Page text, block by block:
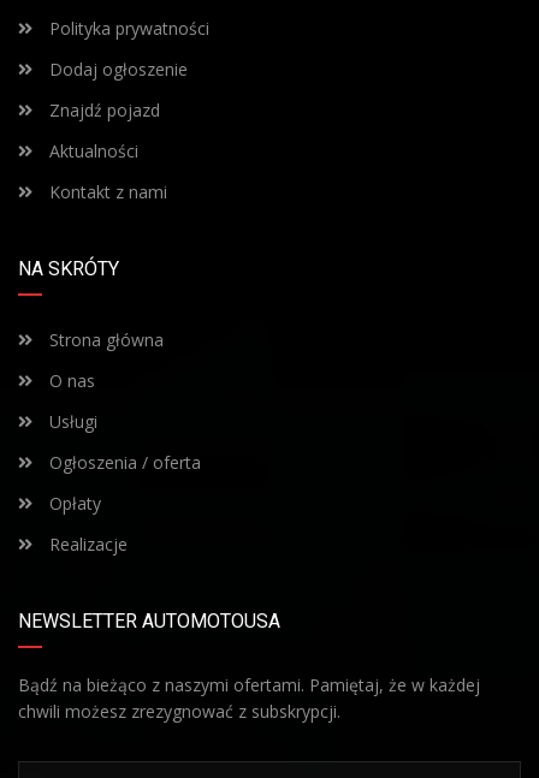
Polityka prywatności
Dodaj ogłoszenie
Znajdź pojazd
Aktualności
Kontakt z nami
NA SKRÓTY
Strona główna
O nas
Usługi
Ogłoszenia / oferta
Opłaty
Realizacje
NEWSLETTER AUTOMOTOUSA
Bądź na bieżąco z naszymi ofertami. Pamiętaj, że w każdej
chwili możesz zrezygnować z subskrypcji.